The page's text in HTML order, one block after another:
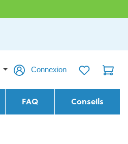
Connexion
FAQ Conseils